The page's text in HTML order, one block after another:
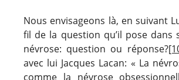
Nous envisageons là, en suivant
fil de la question qu’il pose dans
névrose: question ou réponse?
avec lui Jacques Lacan: « La
comme la névrose